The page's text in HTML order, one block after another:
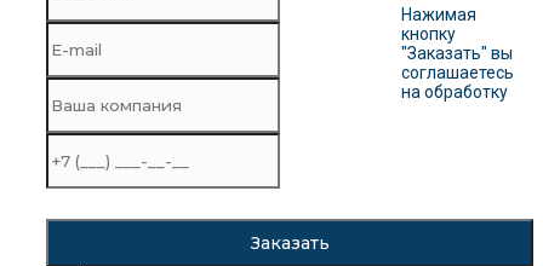
Нажимая
кнопку
"Заказать" вы
соглашаетесь
на обработку